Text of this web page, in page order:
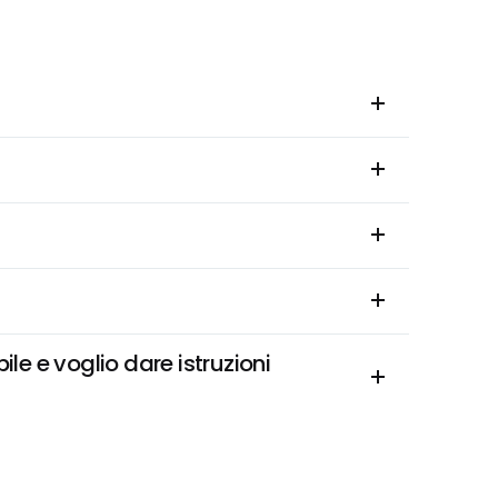
e voglio dare istruzioni